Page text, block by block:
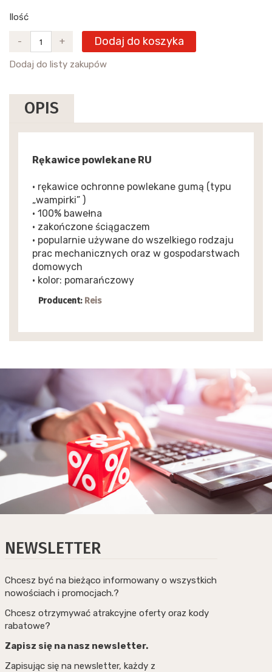
Ilość
- + Dodaj do koszyka
Dodaj do listy zakupów
OPIS
Rękawice powlekane RU
• rękawice ochronne powlekane gumą (typu
„wampirki” )
• 100% bawełna
• zakończone ściągaczem
• popularnie używane do wszelkiego rodzaju
prac mechanicznych oraz w gospodarstwach
domowych
• kolor: pomarańczowy
Producent: Reis
NEWSLETTER
Chcesz być na bieżąco informowany o wszystkich
nowościach i promocjach.?
Chcesz otrzymywać atrakcyjne oferty oraz kody
rabatowe?
Zapisz się na nasz newsletter.
Zapisując się na newsletter, każdy z